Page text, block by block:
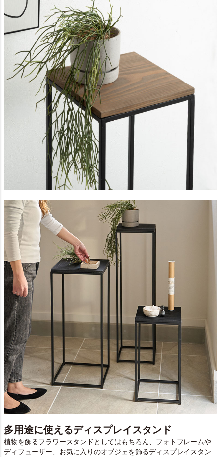
多用途に使えるディスプレイスタンド
植物を飾るフラワースタンドとしてはもちろん、フォトフレームや
ディフューザー、お気に入りのオブジェを飾るディスプレイスタン